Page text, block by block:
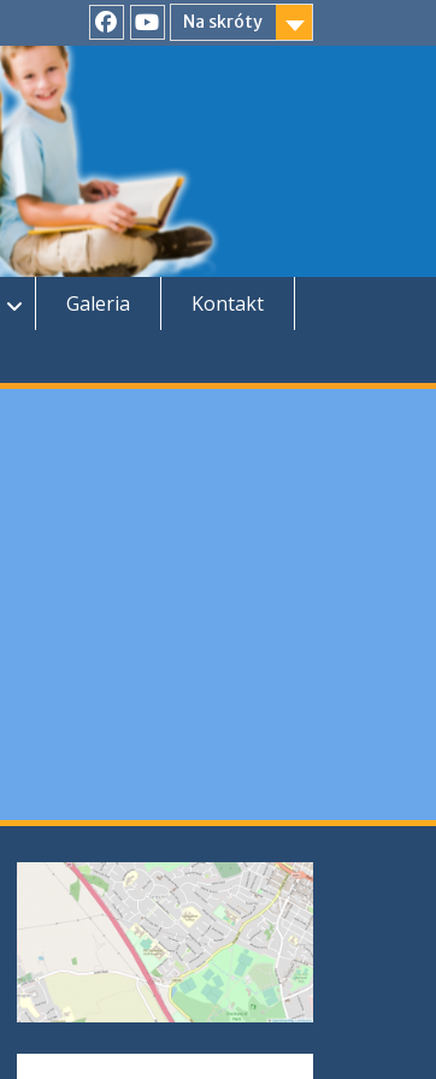
Na skróty
FacebookYouTube
Galeria
Kontakt